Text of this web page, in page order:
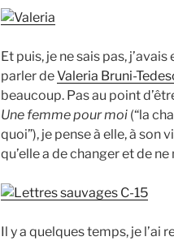
Et puis, je ne sais pas,
parler deValeria Bruni-
beaucoup. Pas au point
Une femme pour moi (“la
quoi”), je pense à elle, à son
qu’elle a de changer et de
Il y a quelques temps, je l’ai